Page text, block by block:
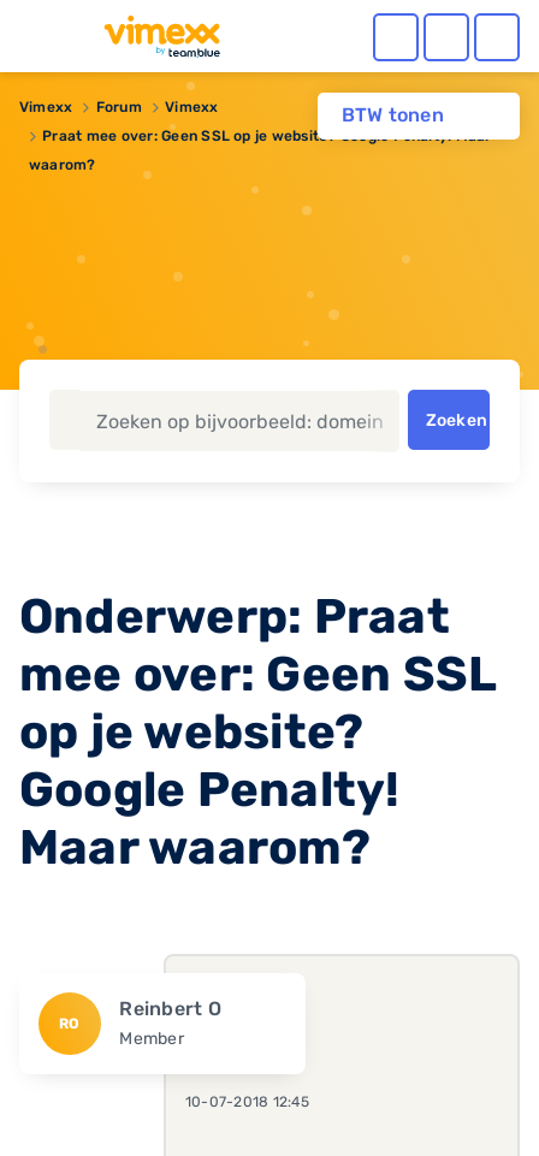
BTW tonen
Vimexx Forum
Vimexx
Praat mee over: Geen SSL op je website? Google Penalty! Maar
waarom?
Zoeken
Onderwerp: Praat
mee over: Geen SSL
op je website?
Google Penalty!
Maar waarom?
RO
Reinbert O
Member
10-07-2018 12:45